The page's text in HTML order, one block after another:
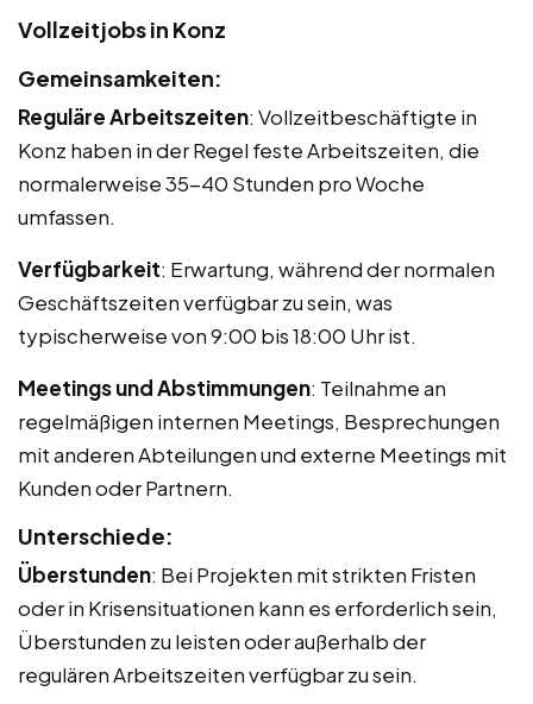
Vollzeitjobs in Konz
Gemeinsamkeiten:
Reguläre Arbeitszeiten: Vollzeitbeschäftigte in
Konz haben in der Regel feste Arbeitszeiten, die
normalerweise 35-40 Stunden pro Woche
umfassen.
Verfügbarkeit: Erwartung, während der normalen
Geschäftszeiten verfügbar zu sein, was
typischerweise von 9:00 bis 18:00 Uhr ist.
Meetings und Abstimmungen: Teilnahme an
regelmäßigen internen Meetings, Besprechungen
mit anderen Abteilungen und externe Meetings mit
Kunden oder Partnern.
Unterschiede:
Überstunden: Bei Projekten mit strikten Fristen
oder in Krisensituationen kann es erforderlich sein,
Überstunden zu leisten oder außerhalb der
regulären Arbeitszeiten verfügbar zu sein.